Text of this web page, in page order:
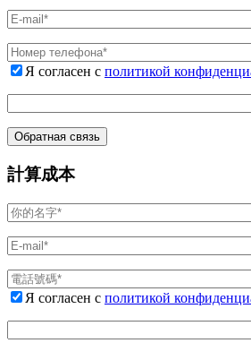
Я согласен с политикой
計算成本
Я согласен с политикой